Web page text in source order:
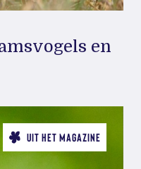
en
UIT HET MAGAZINE